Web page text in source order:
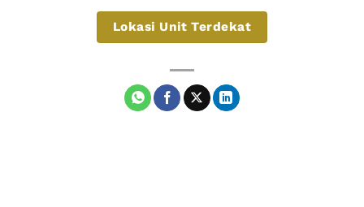
Lokasi Unit Terdekat